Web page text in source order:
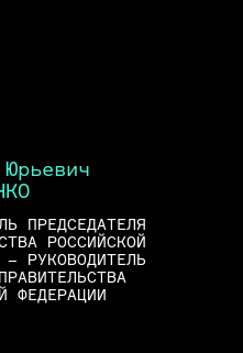
и классифайды,
компетенциям,
сервисы,
игровые
ПРЕДСЕДАТЕЛЯ
РОССИЙСКОЙ
– РУКОВОДИТЕЛЬ
ФЕДЕРАЦИИ